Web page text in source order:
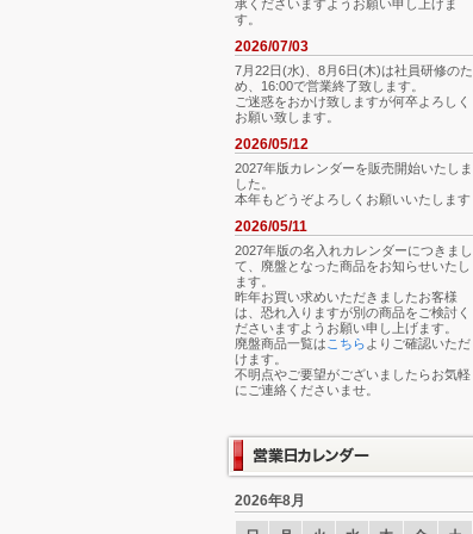
承くださいますようお願い申し上げま
す。
2026/07/03
7月22日(水)、8月6日(木)は社員研修のた
め、16:00で営業終了致します。
ご迷惑をおかけ致しますが何卒よろしく
お願い致します。
2026/05/12
2027年版カレンダーを販売開始いたしま
した。
本年もどうぞよろしくお願いいたします
2026/05/11
2027年版の名入れカレンダーにつきまし
て、廃盤となった商品をお知らせいたし
ます。
昨年お買い求めいただきましたお客様
は、恐れ入りますが別の商品をご検討く
ださいますようお願い申し上げます。
廃盤商品一覧は こちら よりご確認いただ
けます。
不明点やご要望がございましたらお気軽
にご連絡くださいませ。
2026年8月